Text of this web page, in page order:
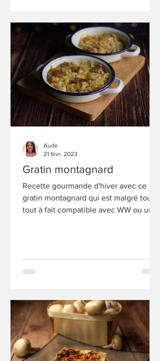
Gratin montagnard
Recette gourmande d'hiver avec ce
gratin montagnard qui est malgré tout
tout à fait compatible avec WW ou un
Aude
21 févr. 2023